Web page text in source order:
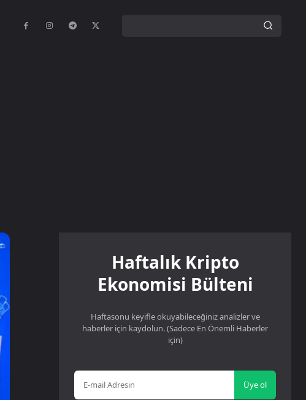
Haftalık Kripto
Ekonomisi Bülteni
Haftasonu keyifle okuyabileceğiniz analizler ve
haberler için kaydolun. (Sadece En Önemli Haberler
için)
Üye ol